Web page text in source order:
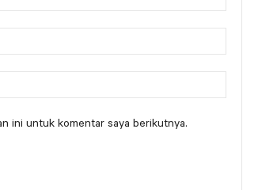
ini untuk komentar saya berikutnya.